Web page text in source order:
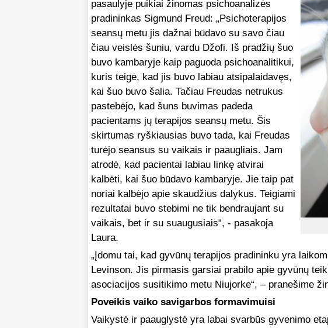
pasaulyje puikiai žinomas psichoanalizės
pradininkas Sigmund Freud: „Psichoterapijos
seansų metu jis dažnai būdavo su savo čiau
čiau veislės šuniu, vardu Džofi. Iš pradžių šuo
buvo kambaryje kaip paguoda psichoanalitikui,
kuris teigė, kad jis buvo labiau atsipalaidavęs,
kai šuo buvo šalia. Tačiau Freudas netrukus
pastebėjo, kad šuns buvimas padeda
pacientams jų terapijos seansų metu. Šis
skirtumas ryškiausias buvo tada, kai Freudas
turėjo seansus su vaikais ir paaugliais. Jam
atrodė, kad pacientai labiau linkę atvirai
kalbėti, kai šuo būdavo kambaryje. Jie taip pat
noriai kalbėjo apie skaudžius dalykus. Teigiami
rezultatai buvo stebimi ne tik bendraujant su
vaikais, bet ir su suaugusiais“, - pasakoja
Laura.
„Įdomu tai, kad gyvūnų terapijos pradininku yra
Levinson. Jis pirmasis garsiai prabilo apie gyvūnų
asociacijos susitikimo metu Niujorke“, – pranešime
Poveikis vaiko savigarbos formavimuisi
Vaikystė ir paauglystė yra labai svarbūs gyvenimo